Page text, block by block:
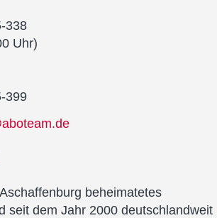
338
Uhr)
399
beheimatetes
seit dem Jahr 2000 deutschlandweit